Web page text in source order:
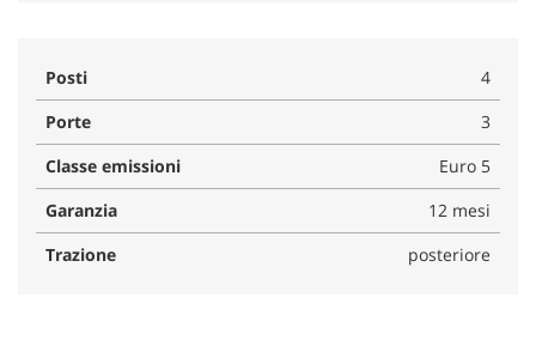
Posti
4
Porte
3
Classe emissioni
Euro 5
Garanzia
12 mesi
Trazione
posteriore